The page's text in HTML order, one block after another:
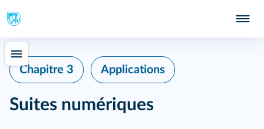
Chapitre 3 Applications
Suites numériques